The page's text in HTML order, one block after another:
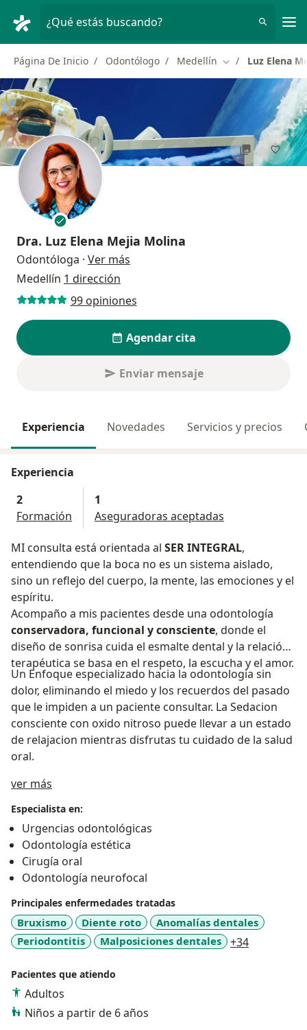
¿Qué estás buscando?
Página De Inicio Odontólogo Medellín Cambiar de
Luz Elena
Dra. Luz Elena Mejia Molina
Odontóloga · Ver más
Medellín 1 dirección
99 opiniones
Agendar cita
Enviar mensaje
Experiencia Novedades Servicios y precios
Experiencia
2
Formación
1
Aseguradoras aceptadas
MI consulta está orientada al SER INTEGRAL,
entendiendo que la boca no es un sistema aislado,
sino un reflejo del cuerpo, la mente, las emociones y el
espíritu.
Acompaño a mis pacientes desde una odontología
conservadora, funcional y consciente, donde el
diseño de sonrisa cuida el esmalte dental y la relación
terapéutica se basa en el respeto, la escucha y el amor.
Un Enfoque especializado hacia la odontologia sin
dolor, eliminando el miedo y los recuerdos del pasado
que le impiden a un paciente consultar. La Sedacion
consciente con oxido nitroso puede llevar a un estado
de relajacion mientras disfrutas tu cuidado de la salud
oral.
ver más
Especialista en:
Urgencias odontológicas
Odontología estética
Cirugía oral
Odontología neurofocal
Principales enfermedades tratadas
Bruxismo Diente roto
Anomalías dentales
Periodontitis
Malposiciones dentales +34
Pacientes que atiendo
Adultos
Niños a partir de 6 años